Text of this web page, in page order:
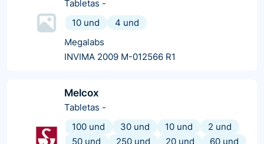
Tabletas -
10 und
4 und
Megalabs
INVIMA 2009 M-012566 R1
Melcox
Tabletas -
100 und
30 und 10 und
2 und
50 und
250 und 20 und
60 und